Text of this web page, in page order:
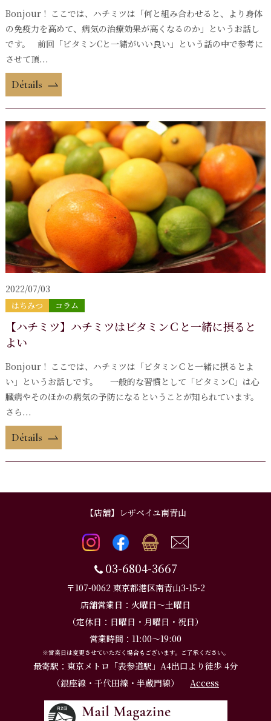
Bonjour ! ここでは、ハチミツは「何と組み合わせると、より身体
の免疫力を高めて、病気の治療効果が高くなるのか」というお話し
です。 前回「ビタミンCと一緒がいい良い」という話の中で参考に
させて頂...
Détails
2022/07/03
はちみつ コラム
【ハチミツ】ハチミツはビタミンＣと一緒に摂ると
よい
Bonjour ! ここでは、ハチミツは「ビタミンＣと一緒に摂るとよ
い」というお話しです。 一般的な習慣として「ビタミンC」は心
臓病やそのほかの病気の予防になるということが知られています。
さら...
Détails
【店舗】レザベイユ南青山
03-6804-3667
〒107-0062 東京都港区南青山3-15-2
店舗営業日：火曜日～土曜日
（定休日：日曜日・月曜日・祝日）
営業時間：11:00～19:00
※営業日は変更させていただく場合もございます。ご了承ください。
最寄駅：東京メトロ「表参道駅」A4出口より徒歩 4分
（銀座線・千代田線・半蔵門線）
Access